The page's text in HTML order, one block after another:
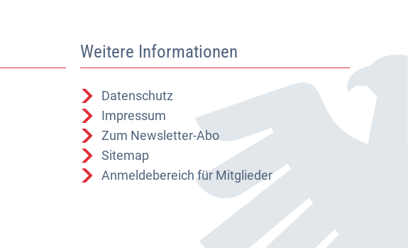
Weitere Informationen
Datenschutz
Impressum
Zum Newsletter-Abo
Sitemap
Anmeldebereich für Mitglieder